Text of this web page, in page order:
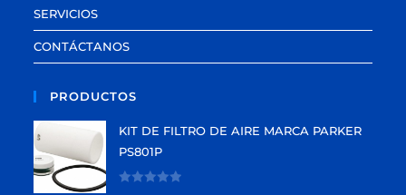
SERVICIOS
CONTÁCTANOS
PRODUCTOS
KIT DE FILTRO DE AIRE MARCA PARKER
PS801P